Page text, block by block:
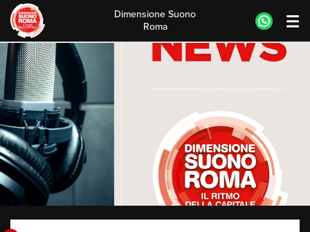
Skip
to
content
Dimensione Suono
Roma